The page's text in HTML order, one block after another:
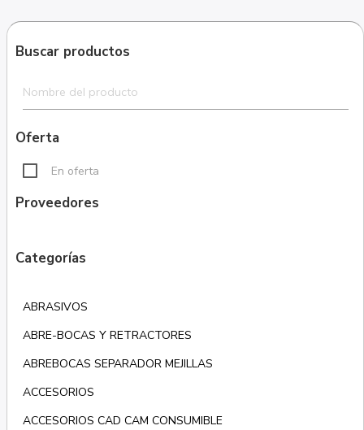
Buscar productos
Oferta
En oferta
Proveedores
Categorías
ABRASIVOS
ABRE-BOCAS Y RETRACTORES
ABREBOCAS SEPARADOR MEJILLAS
ACCESORIOS
ACCESORIOS CAD CAM CONSUMIBLE